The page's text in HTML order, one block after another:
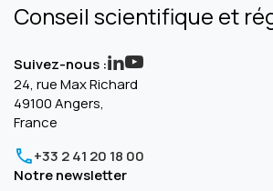
Conseil scientifique et
Suivez-nous :
24, rue Max Richard
49100 Angers,
France
+33 2 41 20 18 00
Notre newsletter